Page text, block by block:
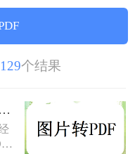
图片转换成pdf，图文详
高效办公。
129个结果
图片怎么转pdf格式免费？四种方法对比与实操指南（附详细表格）!